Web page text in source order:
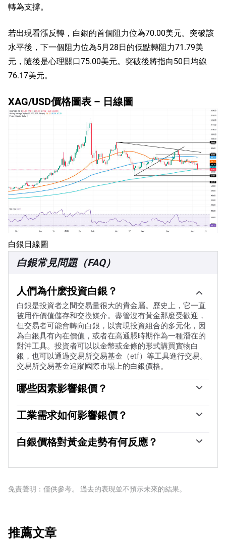
轉為支撐。
若出現看漲反轉，白銀的首個阻力位為70.00美元。突破該
水平後，下一個阻力位為5月28日的低點轉阻力71.79美
元，隨後是心理關口75.00美元。突破後將指向50日均線
76.17美元。
XAG/USD價格圖表 – 日線圖
白銀日線圖
白銀常見問題（FAQ）
人們為什麽投資白銀？
白銀是投資者之間交易量很大的貴金屬。歷史上，它一直
被用作價值儲存和交換媒介。盡管沒有黃金那麽受歡迎，
但交易者可能會轉向白銀，以實現投資組合的多元化，因
為白銀具有內在價值，或者在高通脹時期作為一種潛在的
對沖工具。投資者可以以金幣或金條的形式購買實物白
銀，也可以通過交易所交易基金（etf）等工具進行交易。
交易所交易基金追蹤國際市場上的白銀價格。
哪些因素影響銀價？
濟深度衰退的擔憂，可能使白銀價格因其避險地位而上
漲，盡管其上漲幅度不及黃金。作為一種無收益資產，白
（USD）的表現，因為資產是以美元（XAG/USD）定價
工業需求如何影響銀價？
為它是所有金屬中導電性最高的金屬之一，比銅和金還要
高。需求的激增可能會提高價格，而需求的下降往往會降
動：對於美國，尤其是中國，它們的大型工業部門在各種
決定金價方面發揮了關鍵作用。
白銀價格對黃金走勢有何反應？
也會隨之上漲，因為它們作為避險資產的地位是相似的。
數，可能有助於確定兩種金屬之間的相對估值。一些投資
免責聲明：僅供參考。 過去的表現並不預示未來的結果。
推薦文章